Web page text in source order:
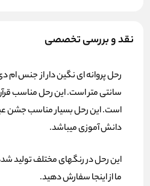
نقد و بررسی تخصصی
سانتی متر است. این رحل مناسب
است. این رحل بسیار مناسب جشن
دانش آموزی میباشد.
این رحل در رنگهای مختلف تولید
ما از اینجاسفارش دهید.